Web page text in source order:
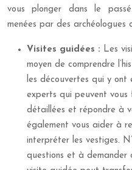
vous plonger dans le
menées par des archéologues
Visites guidées : Les
moyen de comprendre
les découvertes qui y ont
experts qui peuvent vous
détaillées et répondre à
également vous aider à
interpréter les vestiges.
questions et à demander